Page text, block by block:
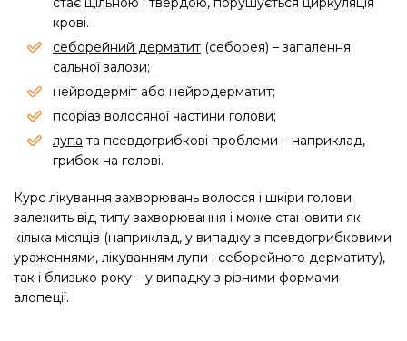
крові.
себорейний дерматит (себорея) – запалення
сальної залози;
нейродерміт або нейродерматит;
псоріаз волосяної частини голови;
лупа та псевдогрибкові проблеми – наприклад,
грибок на голові.
Курс лікування захворювань волосся і шкіри голови
залежить від типу захворювання і може становити як
кілька місяців (наприклад, у випадку з псевдогрибковими
ураженнями, лікуванням лупи і себорейного дерматиту),
так і близько року – у випадку з різними формами
алопеції.